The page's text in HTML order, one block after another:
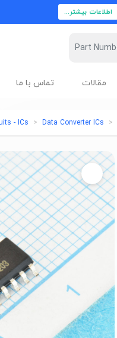
اطلاعات بیشتر...
مقالات تماس با ما
- ICs Data Converter ICs